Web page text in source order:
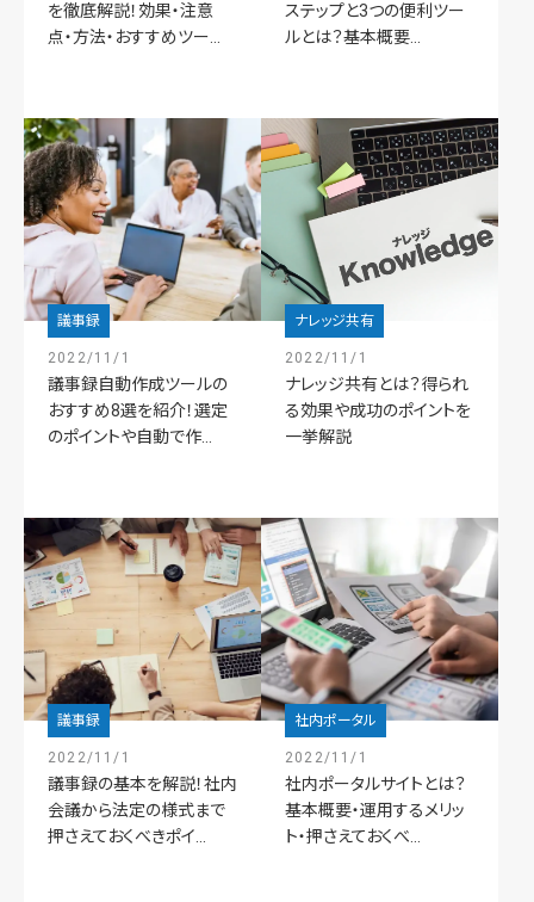
を徹底解説！効果・注意
点・方法・おすすめツー...
ステップと3つの便利ツー
ルとは？基本概要...
議事録
2022/11/1
議事録自動作成ツールの
おすすめ8選を紹介！選定
のポイントや自動で作...
ナレッジ共有
2022/11/1
ナレッジ共有とは？得られ
る効果や成功のポイントを
一挙解説
議事録
2022/11/1
議事録の基本を解説！社内
会議から法定の様式まで
押さえておくべきポイ...
社内ポータル
2022/11/1
社内ポータルサイトとは？
基本概要・運用するメリッ
ト・押さえておくべ...